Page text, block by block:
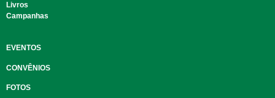
Livros
Campanhas
EVENTOS
CONVÊNIOS
FOTOS